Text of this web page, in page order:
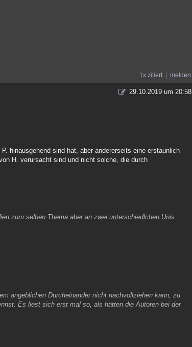
1x zitiert melden
29.10.2019 um 20:58
hinausgehend sind hat, aber andererseits eine erstaunlich
H. verursacht sind und nicht solche, die durch
zum selben Thema aber an zwei unterschiedlchen Unis
angeblichen Durcheinander nicht nachvollziehen kann, zu
Es liest sich erst mal so, als hätten die Autoren bei der